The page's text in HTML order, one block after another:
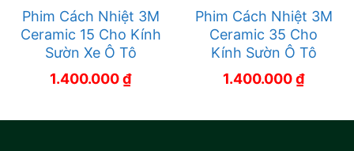
Phim Cách Nhiệt 3M
Ceramic 15 Cho Kính
Sườn Xe Ô Tô
1.400.000₫
Phim Cách Nhiệt 3M
Ceramic 35 Cho
Kính Sườn Ô Tô
1.400.000₫